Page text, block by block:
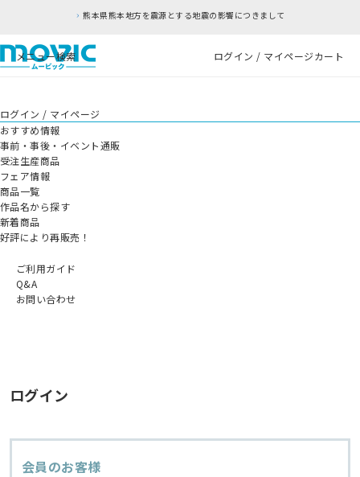
熊本県熊本地方を震源とする地震の影響につきまして
メニュー検索 ログイン / マイページカート
ログイン / マイページ
おすすめ情報
事前・事後・イベント通販
受注生産商品
フェア情報
商品一覧
作品名から探す
新着商品
好評により再販売！
ご利用ガイド
Q&A
お問い合わせ
ログイン
会員のお客様